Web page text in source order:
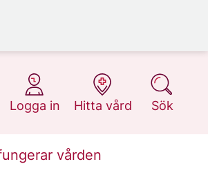
Logga in
på 1177.se
Hitta vård
på 1177.se
Sök
på 1177.se
vården